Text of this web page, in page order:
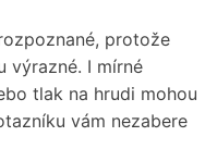
protože
výrazné. I mírné
tlak na hrudi mohou
vám nezabere